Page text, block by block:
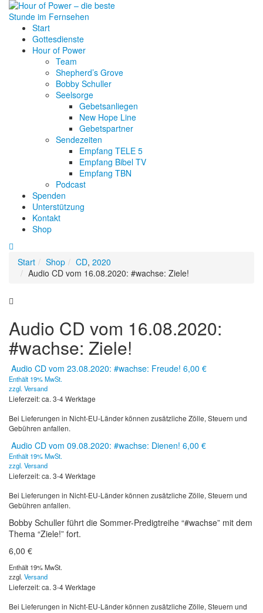
Start
Gottesdienste
Hour of Power
Team
Shepherd’s Grove
Bobby Schuller
Seelsorge
Gebetsanliegen
New Hope Line
Gebetspartner
Sendezeiten
Empfang TELE 5
Empfang Bibel TV
Empfang TBN
Podcast
Spenden
Unterstützung
Kontakt
Shop
Start Shop CD, 2020
Audio CD vom 16.08.2020: #wachse: Ziele!
Audio CD vom 16.08.2020:
#wachse: Ziele!
Audio CD vom 23.08.2020: #wachse: Freude! 6,00 €
Enthält 19% MwSt.
zzgl. Versand
Lieferzeit: ca. 3-4 Werktage
Bei Lieferungen in Nicht-EU-Länder können zusätzliche Zölle, Steuern und
Gebühren anfallen.
Audio CD vom 09.08.2020: #wachse: Dienen! 6,00 €
Enthält 19% MwSt.
zzgl. Versand
Lieferzeit: ca. 3-4 Werktage
Bei Lieferungen in Nicht-EU-Länder können zusätzliche Zölle, Steuern und
Gebühren anfallen.
Bobby Schuller führt die Sommer-Predigtreihe “#wachse” mit dem
Thema “Ziele!” fort.
6,00 €
Enthält 19% MwSt.
zzgl. Versand
Lieferzeit: ca. 3-4 Werktage
Bei Lieferungen in Nicht-EU-Länder können zusätzliche Zölle, Steuern und